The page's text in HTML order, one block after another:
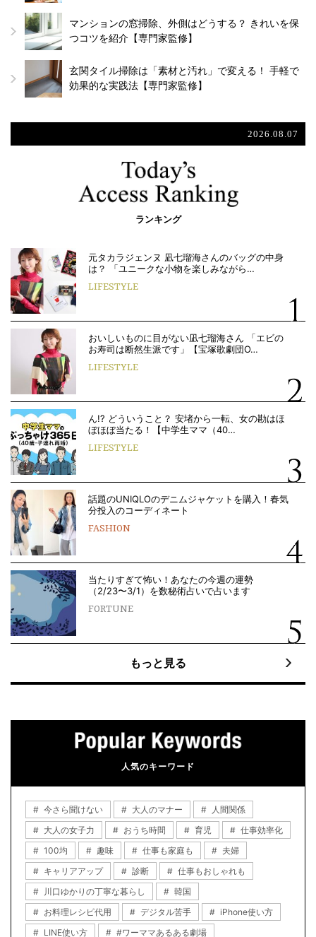
マンションの窓掃除、外側はどうする？ きれいを保
つコツを紹介【専門家監修】
玄関タイル掃除は「素材と汚れ」で変える！ 手軽で
効果的な実践法【専門家監修】
2026.08.07
ランキング
元タカラジェンヌ 凪七瑠海さんのバッグの中身
は？ 「ユニークな小物を楽しみながら…
LIFESTYLE
おいしいものに目がない凪七瑠海さん 「エビの
お寿司は断然生派です」【宝塚歌劇団O…
LIFESTYLE
ん!? どういうこと？ 安堵から一転、女の勘はほ
ぼほぼ当たる！【中学生ママ（40…
LIFESTYLE
話題のUNIQLOのデニムジャケットを購入！春気
分投入のコーディネート
FASHION
当たりすぎて怖い！あなたの今週の運勢
（2/23〜3/1）を数秘術占いで占います
FORTUNE
もっと見る
人気のキーワード
今さら聞けない 大人のマナー
人間関係
大人の女子力
おうち時間 育児
仕事効率化
100均
趣味 仕事も家庭も
夫婦
キャリアアップ
診断
仕事もおしゃれも
川口ゆかりの丁寧な暮らし
韓国
お料理レシピ代用
デジタル苦手
iPhone使い方
LINE使い方
#ワーママあるある劇場